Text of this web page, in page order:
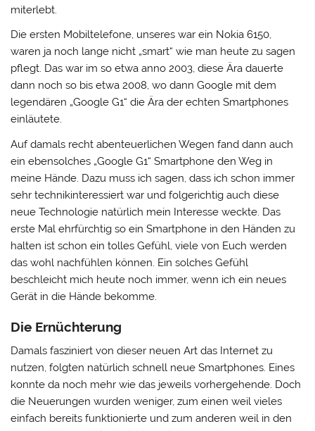
miterlebt.
Die ersten Mobiltelefone, unseres war ein Nokia 6150,
waren ja noch lange nicht „smart“ wie man heute zu sagen
pflegt. Das war im so etwa anno 2003, diese Ära dauerte
dann noch so bis etwa 2008, wo dann Google mit dem
legendären „Google G1“ die Ära der echten Smartphones
einläutete.
Auf damals recht abenteuerlichen Wegen fand dann auch
ein ebensolches „Google G1“ Smartphone den Weg in
meine Hände. Dazu muss ich sagen, dass ich schon immer
sehr technikinteressiert war und folgerichtig auch diese
neue Technologie natürlich mein Interesse weckte. Das
erste Mal ehrfürchtig so ein Smartphone in den Händen zu
halten ist schon ein tolles Gefühl, viele von Euch werden
das wohl nachfühlen können. Ein solches Gefühl
beschleicht mich heute noch immer, wenn ich ein neues
Gerät in die Hände bekomme.
Die Ernüchterung
Damals fasziniert von dieser neuen Art das Internet zu
nutzen, folgten natürlich schnell neue Smartphones. Eines
konnte da noch mehr wie das jeweils vorhergehende. Doch
die Neuerungen wurden weniger, zum einen weil vieles
einfach bereits funktionierte und zum anderen weil in den